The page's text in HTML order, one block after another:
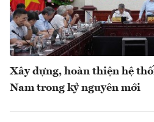
Xây dựng, hoàn thiện hệ
Nam trong kỷ nguyên mới